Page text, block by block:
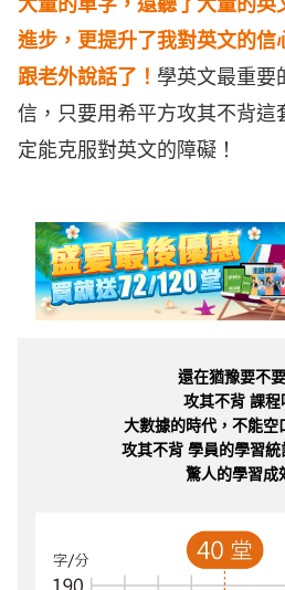
大量的單字，還聽了大量的英
進步，更提升了我對英文的信
跟老外說話了！ 學英文最重要
信，只要用希平方攻其不背這
定能克服對英文的障礙！
還在猶豫要不
攻其不背 課程
大數據的時代，不能空
攻其不背 學員的學習
驚人的學習成